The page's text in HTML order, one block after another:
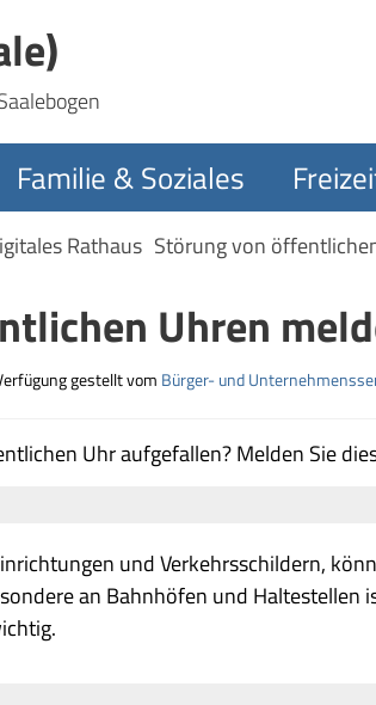
Familie & Soziales
Rathaus Störung von
Uhren
gestellt vom Bürger- und
Uhr aufgefallen? Melden Sie
und Verkehrsschildern,
an Bahnhöfen und Haltestellen